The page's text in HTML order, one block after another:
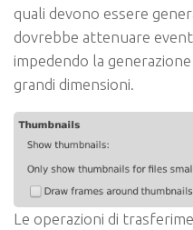
quali devono essere
dovrebbe attenuare
impedendo la
grandi dimensioni.
Le operazioni di